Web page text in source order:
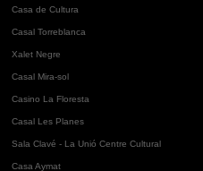
Casa de Cultura
Casal Torreblanca
Xalet Negre
Casal Mira-sol
Casino La Floresta
Casal Les Planes
Sala Clavé - La Unió Centre Cultural
Casa Aymat